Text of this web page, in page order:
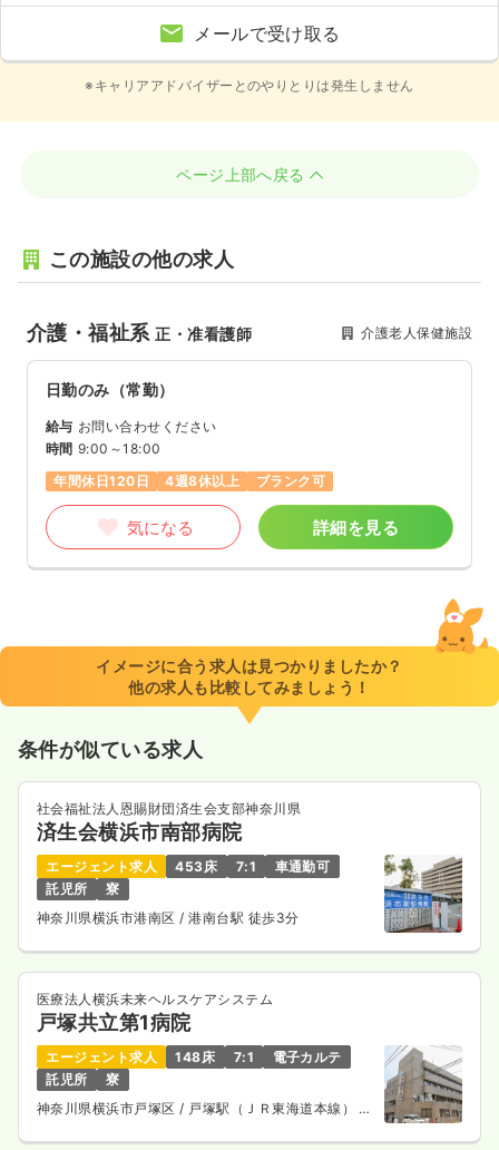
メールで受け取る
※キャリアアドバイザーとのやりとりは発生しません
ページ上部へ戻る
この施設の他の求人
介護・福祉系正・准看護師 介護老人保健施設
日勤のみ（常勤）
給与 お問い合わせください
時間 9:00～18:00
年間休日120日
4週8休以上 ブランク可
気になる 詳細を見る
イメージに合う求人は見つかりましたか？
他の求人も比較してみましょう！
条件が似ている求人
社会福祉法人恩賜財団済生会支部神奈川県
済生会横浜市南部病院
エージェント求人 453床 7:1
車通勤可
託児所
寮
神奈川県横浜市港南区/ 港南台駅 徒歩3分
医療法人横浜未来ヘルスケアシステム
戸塚共立第1病院
エージェント求人 148床 7:1
電子カルテ
託児所
寮
神奈川県横浜市戸塚区/ 戸塚駅（ＪＲ東海道本線） 徒